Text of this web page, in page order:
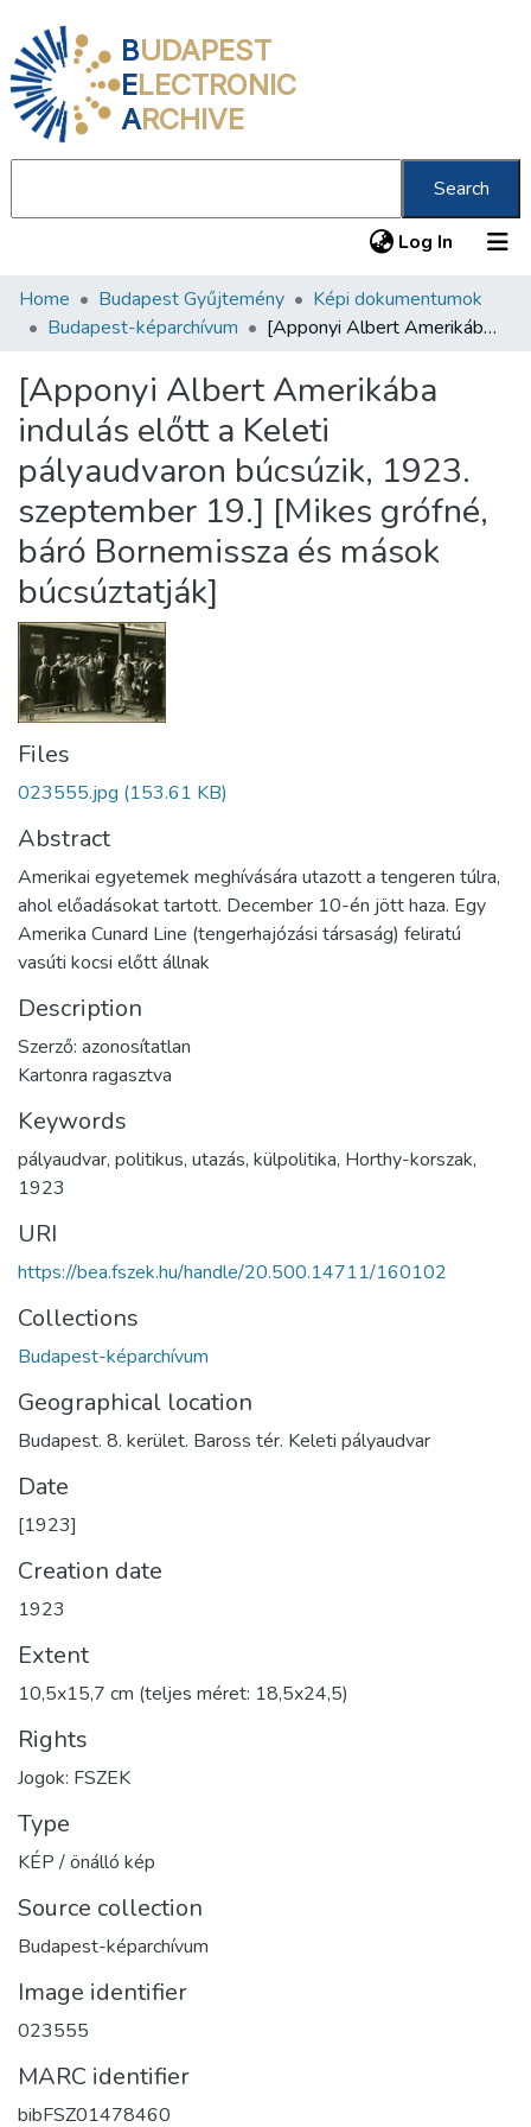
BUDAPEST
ELECTRONIC
ARCHIVE
Search
Log In (current)
Communities & Collections
Statistics
About us
Home Budapest Gyűjtemény
Képi dokumentumok
Budapest-képarchívum
[Apponyi Albert Amerikába indulás előtt a Keleti pályaudvaron búcsúzik, 1923. szeptember 19.] [Mikes grófné, báró Bornemissza és mások búcsúztatják]
[Apponyi Albert Amerikába
indulás előtt a Keleti
pályaudvaron búcsúzik, 1923.
szeptember 19.] [Mikes grófné,
báró Bornemissza és mások
búcsúztatják]
Files
023555.jpg (153.61 KB)
Abstract
Amerikai egyetemek meghívására utazott a tengeren túlra,
ahol előadásokat tartott. December 10-én jött haza. Egy
Amerika Cunard Line (tengerhajózási társaság) feliratú
vasúti kocsi előtt állnak
Description
Szerző: azonosítatlan
Kartonra ragasztva
Keywords
pályaudvar, politikus, utazás, külpolitika, Horthy-korszak,
1923
URI
https://bea.fszek.hu/handle/20.500.14711/160102
Collections
Budapest-képarchívum
Geographical location
Budapest. 8. kerület. Baross tér. Keleti pályaudvar
Date
[1923]
Creation date
1923
Extent
10,5x15,7 cm (teljes méret: 18,5x24,5)
Rights
Jogok: FSZEK
Type
KÉP / önálló kép
Source collection
Budapest-képarchívum
Image identifier
023555
MARC identifier
bibFSZ01478460